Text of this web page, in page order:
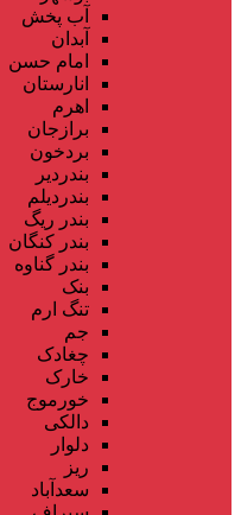
آب پخش
آبدان
امام حسن
انارستان
اهرم
برازجان
بردخون
بندردیر
بندردیلم
بندر ریگ
بندر کنگان
بندر گناوه
بنک
تنگ ارم
جم
چغادک
خارک
خورموج
دالکی
دلوار
ریز
سعدآباد